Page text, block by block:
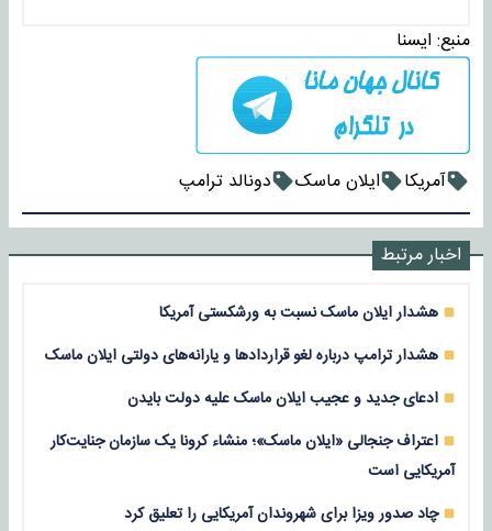
منبع: ايسنا
آمریکا ایلان ماسک دونالد ترامپ
اخبار مرتبط
هشدار ایلان ماسک نسبت به ورشکستی آمریکا
هشدار ترامپ درباره لغو قراردادها و یارانه‌های دولتی ایلان ماسک
ادعای جدید و عجیب ایلان ماسک علیه دولت بایدن
اعتراف جنجالی «ایلان ماسک»؛ منشاء کرونا یک سازمان جنایت‌کار
آمریکایی است
چاد صدور ویزا برای شهروندان آمریکایی را تعلیق کرد